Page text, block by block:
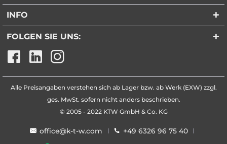
INFO
FOLGEN SIE UNS:
Alle Preisangaben verstehen sich ab Lager bzw. ab Werk (EXW) zzgl.
ges. MwSt. sofern nicht anders beschrieben.
© 2005 - 2022 KTW GmbH & Co. KG
office@k-t-w.com
+49 6326 96 75 40